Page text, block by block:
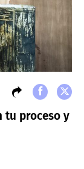
tu proceso y